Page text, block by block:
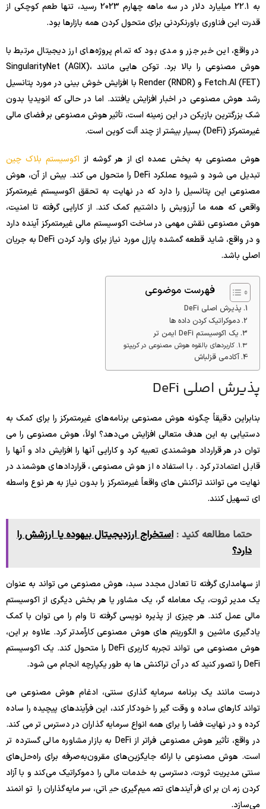
به 22.1 میلیارد دلار در سه ماهه چهارم 2023 رسید، تنها طعم کوچکی از
قدرت این فناوری باورنکردنی برای متحول کردن همه بازارها بود.
در واقع، این خبر جزر و مدی بود که تمام پروژه‌های ارز دیجیتال مرتبط با
هوش مصنوعی را بالا برد. توکن هایی مانند SingularityNet (AGIX)،
Fetch.AI (FET) و Render (RNDR) با افزایش خوش بینی در مورد پتانسیل
رشد هوش مصنوعی در اخبار افزایش یافتند. اما در حالی که انویدیا بدون
شک بزرگترین بازیکن در این زمینه است، تأثیر هوش مصنوعی بر فضای مالی
غیرمتمرکز (DeFi) بسیار بیشتر از چند آلت کوین است.
هوش مصنوعی به بخش عمده ای از هر گوشه از اکوسیستم بلاک چین
تبدیل می شود و شیوه عملکرد DeFi را متحول می کند. بیش از آن، هوش
مصنوعی این پتانسیل را دارد که در نهایت به تحقق اکوسیستم غیرمتمرکز
واقعی که همه ما آرزویش را داشتیم کمک کند. از کارایی گرفته تا امنیت،
هوش مصنوعی نقش مهمی در ساخت اکوسیستم مالی غیرمتمرکز آینده دارد
و در واقع، شاید قطعه گمشده پازل مورد نیاز برای وارد کردن DeFi به جریان
اصلی باشد.
فهرست موضوعی
پذیرش اصلی DeFi
دموکراتیک کردن داده ها
یک اکوسیستم DeFi ایمن تر
کاربردهای بالقوه هوش مصنوعی در کریپتو
آکادمی قزلباش
پذیرش اصلی DeFi
بنابراین دقیقاً چگونه هوش مصنوعی برنامه‌های غیرمتمرکز را برای کمک به
دستیابی به این هدف متعالی افزایش می‌دهد؟ اولاً، هوش مصنوعی را می
توان در هر قرارداد هوشمندی تعبیه کرد و کارایی آنها را افزایش داد و آنها را
قابل اعتمادتر کرد. با استفاده از هوش مصنوعی، قراردادهای هوشمند در
نهایت می توانند تراکنش های واقعاً غیرمتمرکز را بدون نیاز به هر نوع واسطه
ای تسهیل کنند.
حتما مطالعه کنید : استخراج ارزدیجیتال بیهوده یا ارزشش را
دارد؟
از سهامداری گرفته تا تعادل مجدد سبد، هوش مصنوعی می تواند به عنوان
یک مدیر ثروت، یک معامله گر، یک مشاور یا هر بخش دیگری از اکوسیستم
مالی عمل کند. هر چیزی از پذیره نویسی گرفته تا وام را می توان با کمک
یادگیری ماشین و الگوریتم های هوش مصنوعی کارآمدتر کرد. علاوه بر این،
هوش مصنوعی می تواند تجربه کاربری DeFi را متحول کند. یک اکوسیستم
DeFi را تصور کنید که در آن تراکنش ها به طور یکپارچه انجام می شود.
درست مانند یک برنامه سرمایه گذاری سنتی، ادغام هوش مصنوعی می
تواند کارهای ساده و وقت گیر را خودکار کند، این فرآیندهای پیچیده را ساده
کرده و در نهایت فضا را برای همه انواع سرمایه گذاران در دسترس تر می کند.
در واقع، تأثیر هوش مصنوعی فراتر از DeFi به بازار مشاوره مالی گسترده تر
است. هوش مصنوعی با ارائه جایگزین‌های مقرون‌به‌صرفه برای راه‌حل‌های
سنتی مدیریت ثروت، دسترسی به خدمات مالی را دموکراتیک می‌کند و با آزاد
کردن زمان برای فرآیندهای تصمیم‌گیری حیاتی، سرمایه‌گذاران را توانمند
می‌سازد.